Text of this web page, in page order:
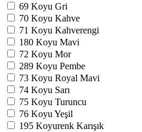
69 Koyu Gri
70 Koyu Kahve
71 Koyu Kahverengi
180 Koyu Mavi
72 Koyu Mor
289 Koyu Pembe
73 Koyu Royal Mavi
74 Koyu Sarı
75 Koyu Turuncu
76 Koyu Yeşil
195 Koyurenk Karışık